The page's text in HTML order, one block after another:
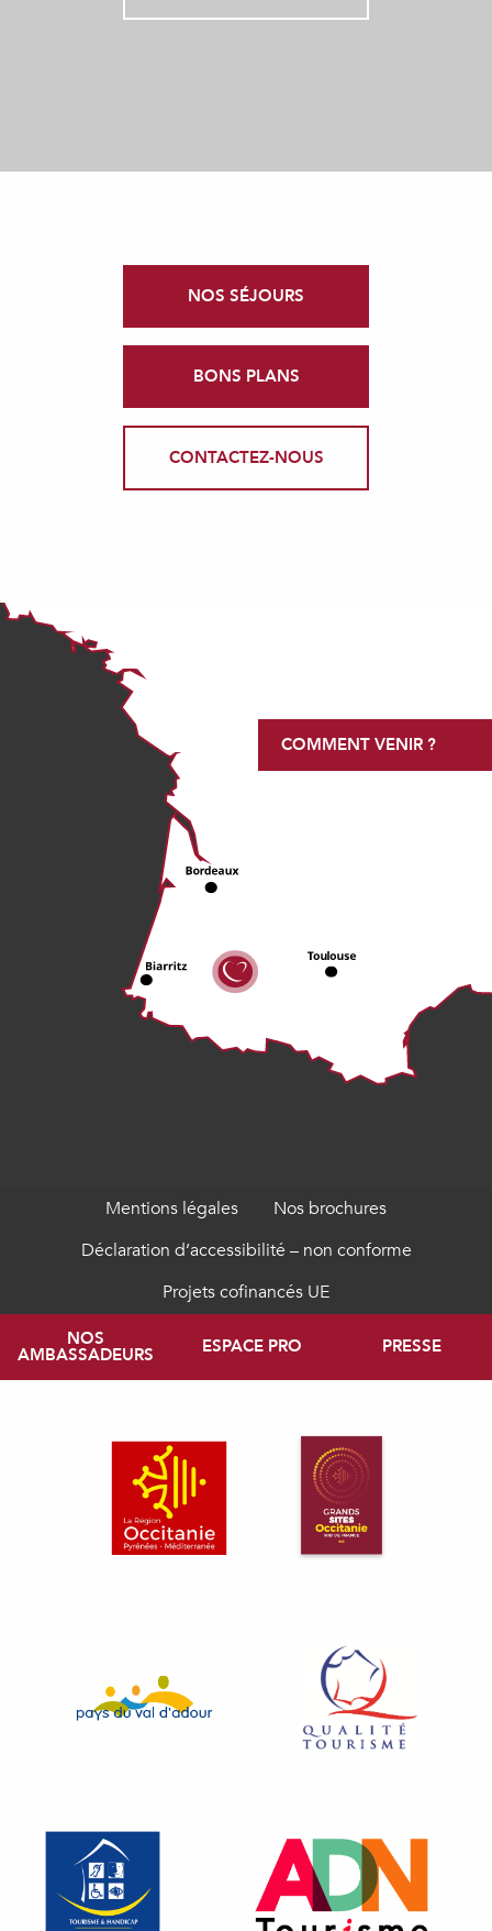
NOS SÉJOURS
BONS PLANS
CONTACTEZ-NOUS
COMMENT VENIR ?
Mentions légales
Nos brochures
Déclaration d’accessibilité – non conforme
Projets cofinancés UE
NOS
AMBASSADEURS ESPACE PRO PRESSE